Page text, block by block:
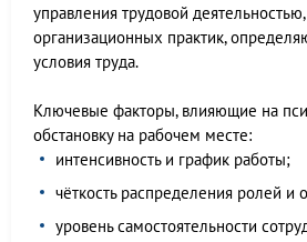
управления трудовой
организационных практик,
условия труда.
Ключевые факторы, влияющие на
обстановку на рабочем месте:
интенсивность и график работы;
чёткость распределения ролей и
уровень самостоятельности